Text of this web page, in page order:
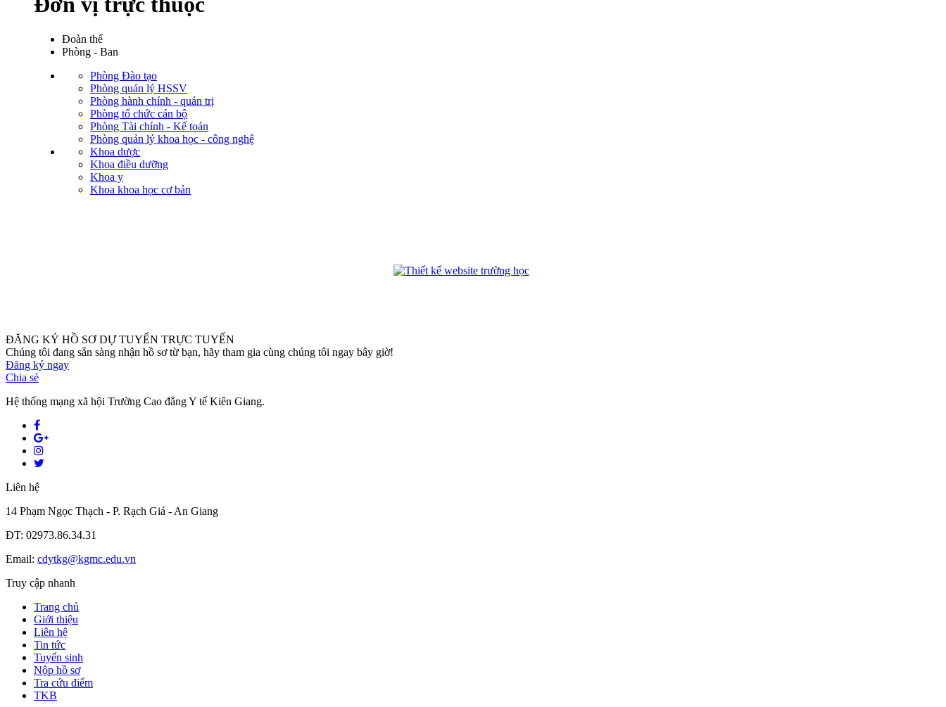
Đoàn thể
Phòng - Ban
Phòng Đào tạo
Phòng quản lý HSSV
Phòng hành chính - quản trị
Phòng tổ chức cán bộ
Phòng Tài chính - Kế toán
Phòng quản lý khoa học - công nghệ
Khoa dược
Khoa điều dưỡng
Khoa y
Khoa khoa học cơ bản
ĐĂNG KÝ HỒ SƠ DỰ TUYỂN TRỰC TUYẾN
Chúng tôi đang sẵn sàng nhận hồ sơ từ bạn, hãy tham gia cùng chúng tôi ngay bây giờ!
Đăng ký ngay
Chia sẻ
Hệ thống mạng xã hội Trường Cao đẳng Y tế Kiên Giang.
Liên hệ
14 Phạm Ngọc Thạch - P. Rạch Giá - An Giang
ĐT: 02973.86.34.31
Email: cdytkg@kgmc.edu.vn
Truy cập nhanh
Trang chủ
Giới thiệu
Liên hệ
Tin tức
Tuyển sinh
Nộp hồ sơ
Tra cứu điểm
TKB